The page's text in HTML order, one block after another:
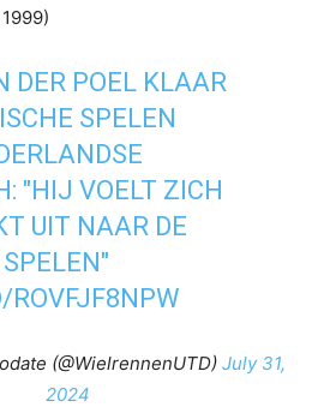
DER POEL KLAAR
SPELEN
"HIJ VOELT ZICH
UIT NAAR DE
(@WielrennenUTD) July 31,
2024